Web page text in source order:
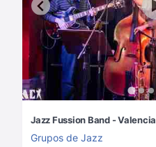
Jazz Fussion Band - Valencia
Grupos de Jazz